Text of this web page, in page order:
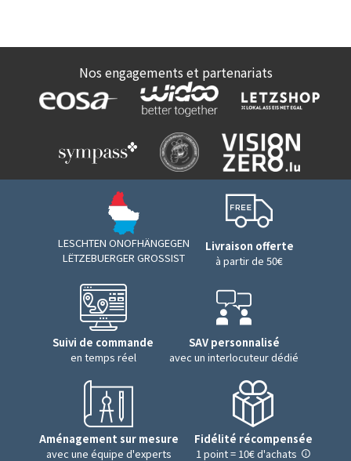
Nos engagements et partenariats
LESCHTEN ONOFHÄNGEGEN
LËTZEBUERGER GROSSIST
Livraison offerte
à partir de 50€
Suivi de commande
en temps réel
SAV personnalisé
avec un interlocuteur dédié
Aménagement sur mesure
avec une équipe d'experts
Fidélité récompensée
1 point = 10€ d'achats